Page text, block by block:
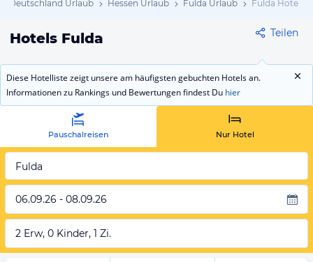
Deutschland Urlaub Hessen Urlaub Fulda Urlaub Fulda Hotels
Hotels Fulda Teilen
Diese Hotelliste zeigt unsere am häufigsten gebuchten Hotels an.
Informationen zu Rankings und Bewertungen findest Du hier
Pauschalreisen Nur Hotel
Fulda
06.09.26 - 08.09.26
2 Erw, 0 Kinder, 1 Zi.